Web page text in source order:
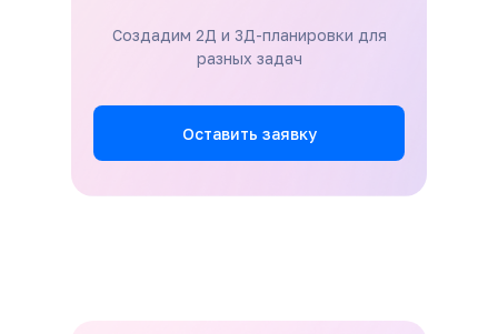
Оставить заявку
Создадим 2Д и 3Д-планировки для
разных задач